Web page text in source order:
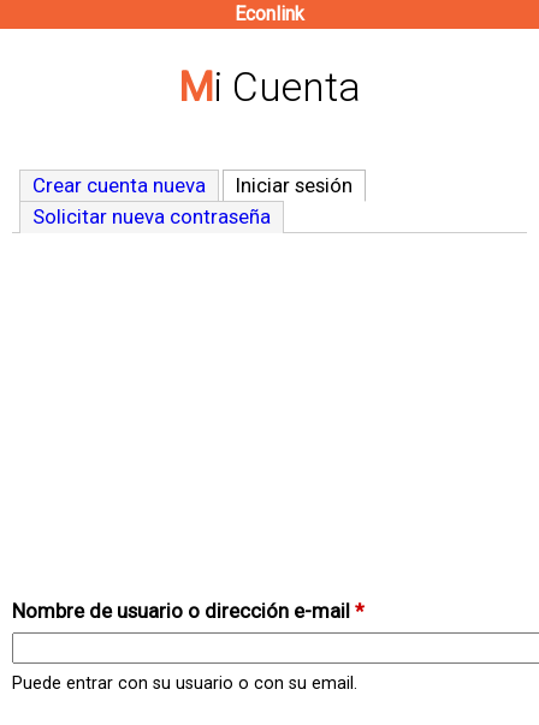
contenido
Econlink
Mi Cuenta
Crear cuenta nueva Iniciar sesión
Solicitar nueva contraseña
Nombre de usuario o dirección e-mail *
Puede entrar con su usuario o con su email.